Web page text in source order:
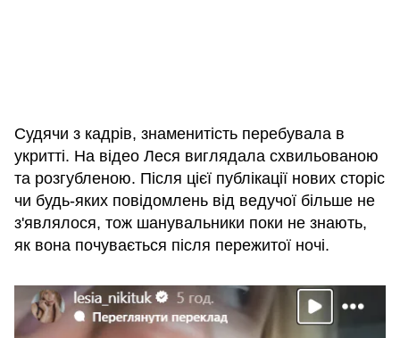
Судячи з кадрів, знаменитість перебувала в
укритті. На відео Леся виглядала схвильованою
та розгубленою. Після цієї публікації нових сторіс
чи будь-яких повідомлень від ведучої більше не
з'являлося, тож шанувальники поки не знають,
як вона почувається після пережитої ночі.